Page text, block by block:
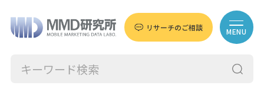
リサーチのご相談 MENU